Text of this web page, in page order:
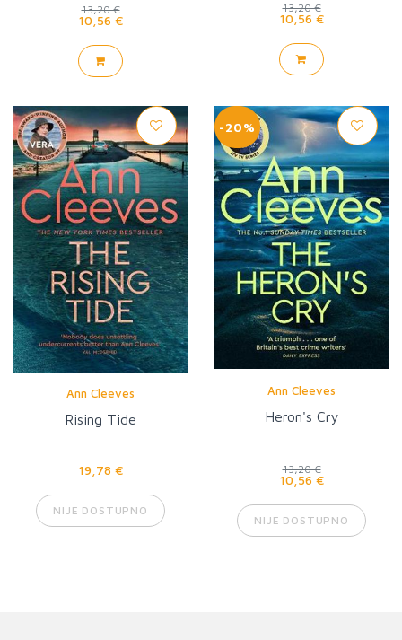
13,20 €
10,56 €
13,20 €
10,56 €
Ann Cleeves
Rising Tide
19,78 €
NIJE DOSTUPNO
-20%
Ann Cleeves
Heron's Cry
13,20 €
10,56 €
NIJE DOSTUPNO